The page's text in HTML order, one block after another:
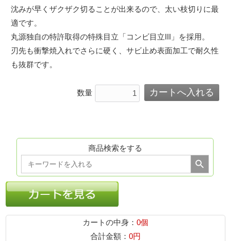
沈みが早くザクザク切ることが出来るので、太い枝切りに最
適です。
丸源独自の特許取得の特殊目立「コンビ目立III」を採用。
刃先も衝撃焼入れでさらに硬く、サビ止め表面加工で耐久性
も抜群です。
数量
商品検索をする
Search
for:
Search Button
カートの中身： 0個
合計金額： 0円